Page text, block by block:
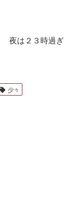
夜は２３時過ぎ
少々